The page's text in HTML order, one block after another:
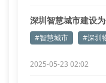
深圳智慧城市建设
#智慧城市 #深圳
2025-05-23 02:02